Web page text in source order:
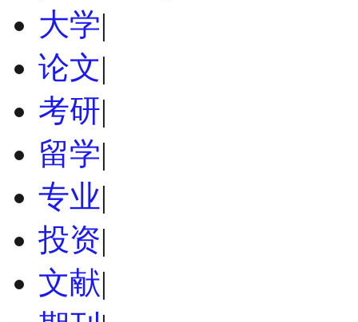
大学|
论文|
考研|
留学|
专业|
投资|
文献|